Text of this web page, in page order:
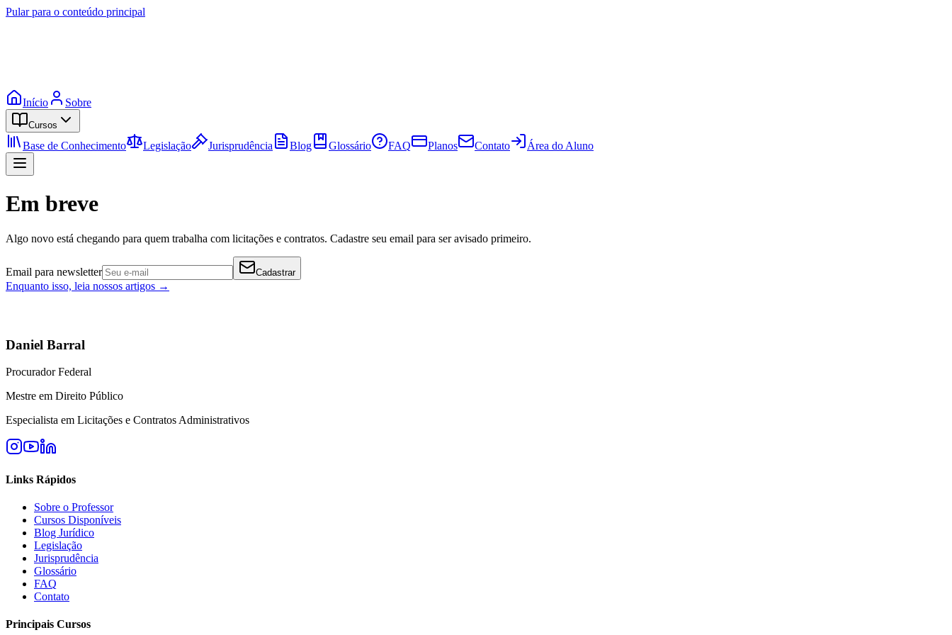
Pular para o conteúdo principal
Início Sobre
Cursos
Base de Conhecimento Legislação Jurisprudência Blog Glossário FAQ Planos Contato Área do Aluno
Em breve
Algo novo está chegando para quem trabalha com licitações e contratos. Cadastre seu email para ser avisado primeiro.
Email para newsletter Cadastrar
Enquanto isso, leia nossos artigos →
Daniel Barral
Procurador Federal
Mestre em Direito Público
Especialista em Licitações e Contratos Administrativos
Links Rápidos
Sobre o Professor
Cursos Disponíveis
Blog Jurídico
Legislação
Jurisprudência
Glossário
FAQ
Contato
Principais Cursos